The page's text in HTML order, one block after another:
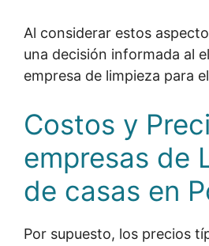
Al considerar estos
una decisión informada al
empresa de limpieza para
Costos y
empresas de
de casas en
Por supuesto, los precios